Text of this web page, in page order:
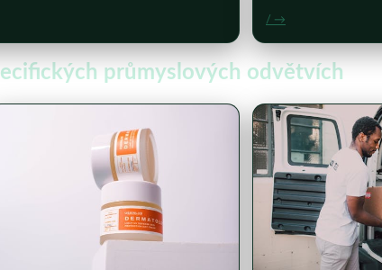
/ →
průmyslových odvětvích